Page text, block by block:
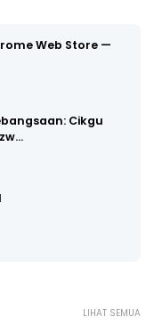
Web Store —
Cikgu
LIHAT SEMUA